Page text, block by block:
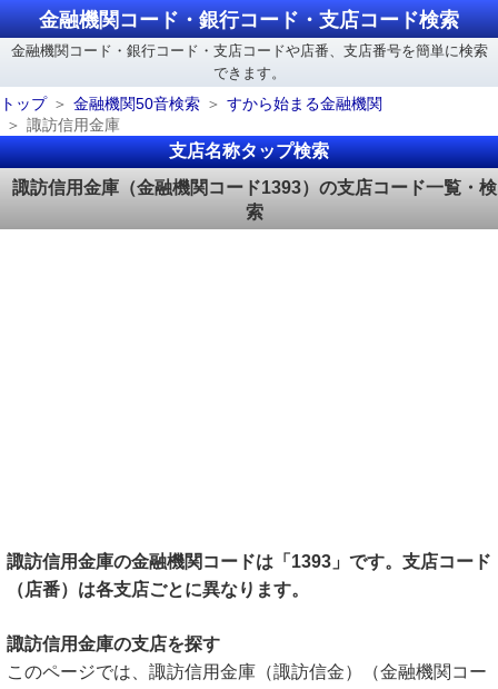
金融機関コード・銀行コード・支店コード検索
金融機関コード・銀行コード・支店コードや店番、支店番号を簡単に検索
できます。
トップ
金融機関50音検索
すから始まる金融機関
諏訪信用金庫
支店名称タップ検索
諏訪信用金庫（金融機関コード1393）の支店コード一覧・検
索
諏訪信用金庫の金融機関コードは「1393」です。支店コード
（店番）は各支店ごとに異なります。
諏訪信用金庫の支店を探す
このページでは、諏訪信用金庫（諏訪信金）（金融機関コー